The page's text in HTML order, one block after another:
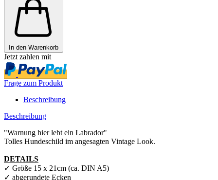
In den Warenkorb
Jetzt zahlen mit
Frage zum Produkt
Beschreibung
Beschreibung
"Warnung hier lebt ein Labrador"
Tolles Hundeschild im angesagten Vintage Look.
DETAILS
✓ Größe 15 x 21cm (ca. DIN A5)
✓ abgerundete Ecken